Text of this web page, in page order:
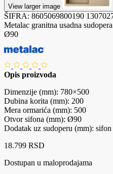
View larger image
ŠIFRA: 8605069800190
Metalac granitna usadna
Ø90
Opis proizvoda
Dimenzije (mm): 780×500
Dubina korita (mm): 200
Mera ormarića (mm): 500
Otvor sifona (mm): Ø90
Dodatak uz sudoperu (mm):
18.799 RSD
Dostupan u maloprodajama